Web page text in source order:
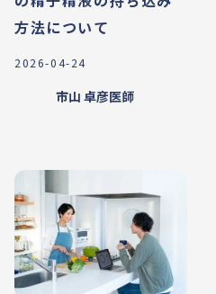
方法について
2026-04-24
市山 卓彦医師